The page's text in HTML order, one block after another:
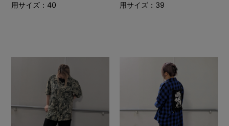
用サイズ：40
用サイズ：39